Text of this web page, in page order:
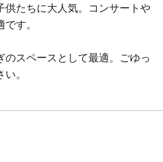
たちに大人気。コンサートや
す。
スペースとして最適。ごゆっ
。